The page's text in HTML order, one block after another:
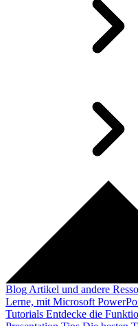
Blog Artikel und andere
Lerne, mit Microsoft
Tutorials Entdecke die